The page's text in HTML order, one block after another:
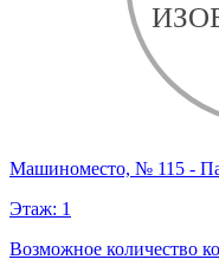
Машиноместо, № 115 -
Этаж: 1
Возможное количество